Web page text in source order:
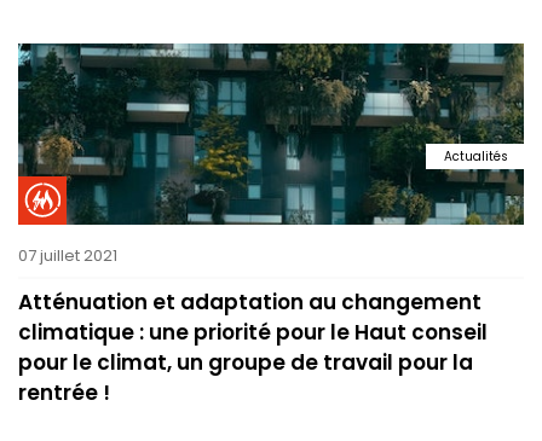
Actualités
07 juillet 2021
Atténuation et adaptation au changement
climatique : une priorité pour le Haut conseil
pour le climat, un groupe de travail pour la
rentrée !